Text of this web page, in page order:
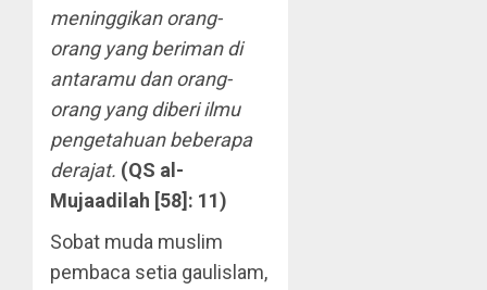
meninggikan orang-
orang yang beriman di
antaramu dan orang-
orang yang diberi ilmu
pengetahuan beberapa
derajat. (QS al-
Mujaadilah [58]: 11)
Sobat muda muslim
pembaca setia gaulislam,